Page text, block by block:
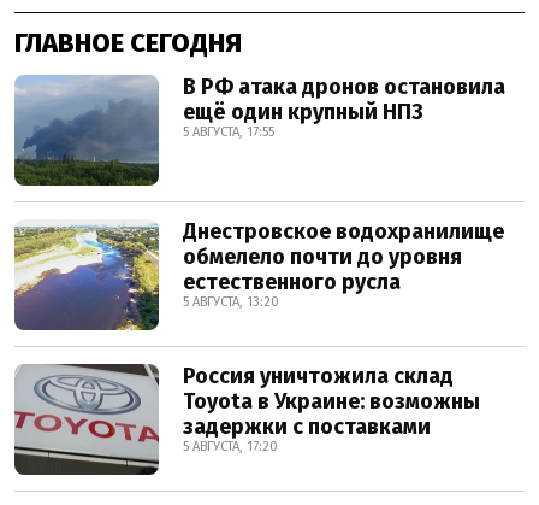
ГЛАВНОЕ СЕГОДНЯ
В РФ атака дронов остановила
ещё один крупный НПЗ
5 АВГУСТА, 17:55
Днестровское водохранилище
обмелело почти до уровня
естественного русла
5 АВГУСТА, 13:20
Россия уничтожила склад
Toyota в Украине: возможны
задержки с поставками
5 АВГУСТА, 17:20